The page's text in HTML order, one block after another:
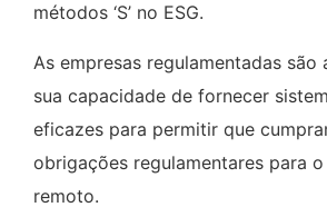
métodos ‘S’ no ESG.
As empresas regulamentadas são
sua capacidade de fornecer
eficazes para permitir que
obrigações regulamentares para
remoto.